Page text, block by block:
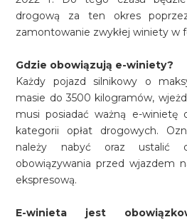
drogową za ten okres
zamontowanie zwykłej winiety w
Gdzie obowiązują e-winiety?
Każdy pojazd silnikowy o
masie do 3500 kilogramów,
musi posiadać ważną e-winietę
kategorii opłat drogowych.
należy nabyć oraz ustalić
obowiązywania przed wjazdem
ekspresową.
E-winieta jest